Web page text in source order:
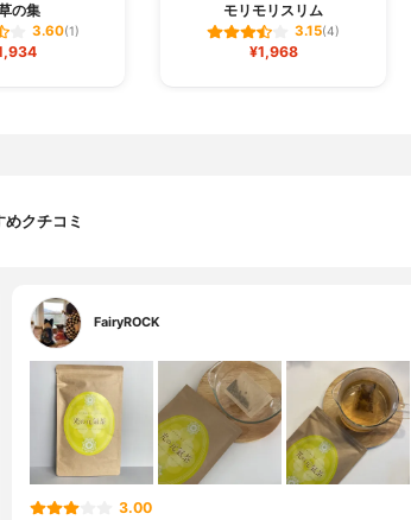
の集
3.60(1)
モリモリスリム
3.15(4)
¥1,968
めクチコミ
FairyROCK
3.00